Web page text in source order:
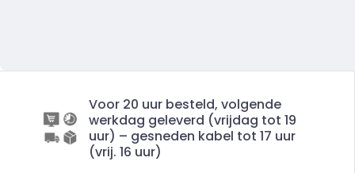
Voor 20 uur besteld, volgende
werkdag geleverd (vrijdag tot 19
uur) – gesneden kabel tot 17 uur
(vrij. 16 uur)